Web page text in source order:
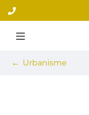
Aller
au
contenu
Urbanisme